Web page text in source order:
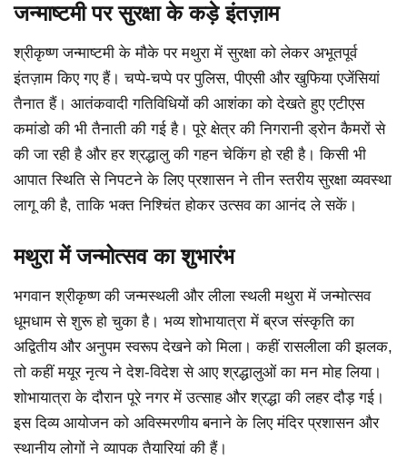
जन्माष्टमी पर सुरक्षा के कड़े इंतज़ाम
श्रीकृष्ण जन्माष्टमी के मौके पर मथुरा में सुरक्षा को लेकर अभूतपूर्व
इंतज़ाम किए गए हैं। चप्पे-चप्पे पर पुलिस, पीएसी और खुफिया एजेंसियां
तैनात हैं। आतंकवादी गतिविधियों की आशंका को देखते हुए एटीएस
कमांडो की भी तैनाती की गई है। पूरे क्षेत्र की निगरानी ड्रोन कैमरों से
की जा रही है और हर श्रद्धालु की गहन चेकिंग हो रही है। किसी भी
आपात स्थिति से निपटने के लिए प्रशासन ने तीन स्तरीय सुरक्षा व्यवस्था
लागू की है, ताकि भक्त निश्चिंत होकर उत्सव का आनंद ले सकें।
मथुरा में जन्मोत्सव का शुभारंभ
भगवान श्रीकृष्ण की जन्मस्थली और लीला स्थली मथुरा में जन्मोत्सव
धूमधाम से शुरू हो चुका है। भव्य शोभायात्रा में ब्रज संस्कृति का
अद्वितीय और अनुपम स्वरूप देखने को मिला। कहीं रासलीला की झलक,
तो कहीं मयूर नृत्य ने देश-विदेश से आए श्रद्धालुओं का मन मोह लिया।
शोभायात्रा के दौरान पूरे नगर में उत्साह और श्रद्धा की लहर दौड़ गई।
इस दिव्य आयोजन को अविस्मरणीय बनाने के लिए मंदिर प्रशासन और
स्थानीय लोगों ने व्यापक तैयारियां की हैं।